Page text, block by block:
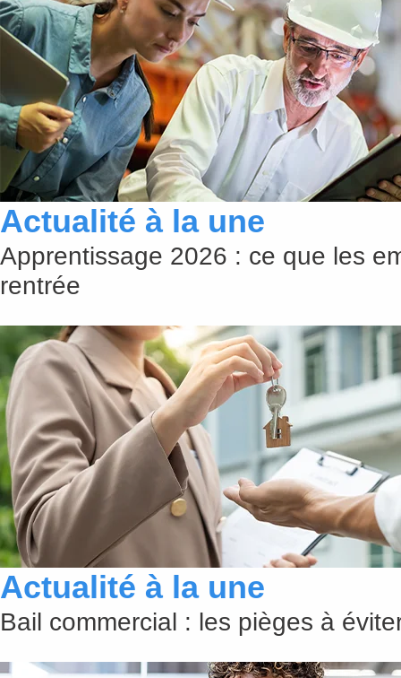
Actualité à la une
Apprentissage 2026 : ce que les
rentrée
Actualité à la une
Bail commercial : les pièges à